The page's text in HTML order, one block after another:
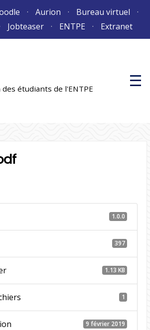
Aurion
Bureau virtuel
Jobteaser ENTPE Extranet
étudiants de l'ENTPE
M
e
1.0.0
397
1.13 KB
1
9 février 2019